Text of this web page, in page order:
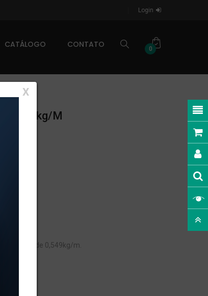
Login
CATÁLOGO CONTATO 0
X
0,549kg/m
linear de 0,549kg/m.